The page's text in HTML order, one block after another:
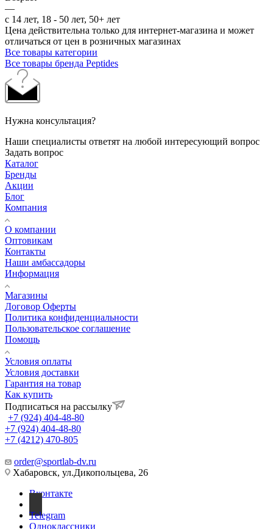
—
с 14 лет, 18 - 50 лет, 50+ лет
Цена действительна только для интернет-магазина и может
отличаться от цен в розничных магазинах
Все товары категории
Все товары бренда Peptides
Нужна консультация?
Наши специалисты ответят на любой интересующий вопрос
Задать вопрос
Каталог
Бренды
Акции
Блог
Компания
О компании
Оптовикам
Контакты
Наши амбассадоры
Информация
Магазины
Договор Оферты
Политика конфиденциальности
Пользовательское соглашение
Помощь
Условия оплаты
Условия доставки
Гарантия на товар
Как купить
Подписаться на рассылку
+7 (924) 404-48-80
+7 (924) 404-48-80
+7 (4212) 470-805
order@sportlab-dv.ru
Хабаровск, ул.Дикопольцева, 26
Вконтакте
Telegram
Одноклассники